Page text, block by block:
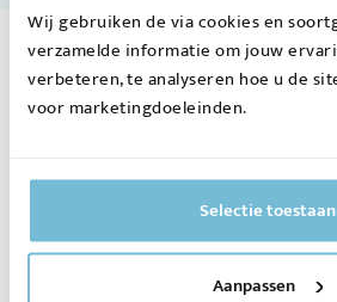
Wij gebruiken de via cookies en
verzamelde informatie om jouw
verbeteren, te analyseren hoe u de
voor marketingdoeleinden.
Selectie toestaan
Aanpassen
Wil je op de hoogte
dan nu aan!